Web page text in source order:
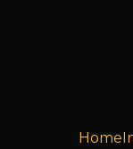
Home